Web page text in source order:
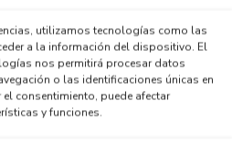
utilizamos tecnologías como las
a la información del dispositivo. El
nos permitirá procesar datos
o las identificaciones únicas en
consentimiento, puede afectar
y funciones.